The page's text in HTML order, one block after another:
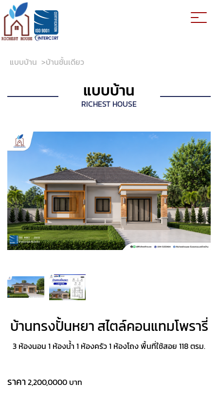
แบบบ้าน >บ้านชั้นเดียว
แบบบ้าน
RICHEST HOUSE
บ้านทรงปั้นหยา สไตล์คอนแทมโพรารี่
3 ห้องนอน 1 ห้องน้ำ 1 ห้องครัว 1 ห้องโถง พื้นที่ใช้สอย 118 ตรม.
ราคา2,200,0000 บาท